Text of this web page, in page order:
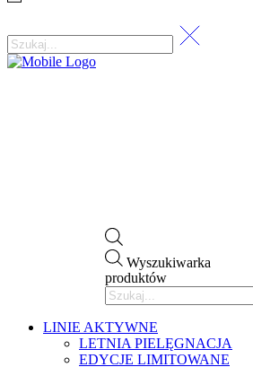
Wyszukiwarka
produktów
LINIE AKTYWNE
LETNIA PIELĘGNACJA
EDYCJE LIMITOWANE